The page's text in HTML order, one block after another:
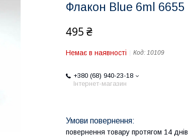
Флакон Blue 6ml 6655
495 ₴
Немає в наявності Код: 10109
+380 (68) 940-23-18
Інтернет-магазин
повернення товару протягом 14 днів